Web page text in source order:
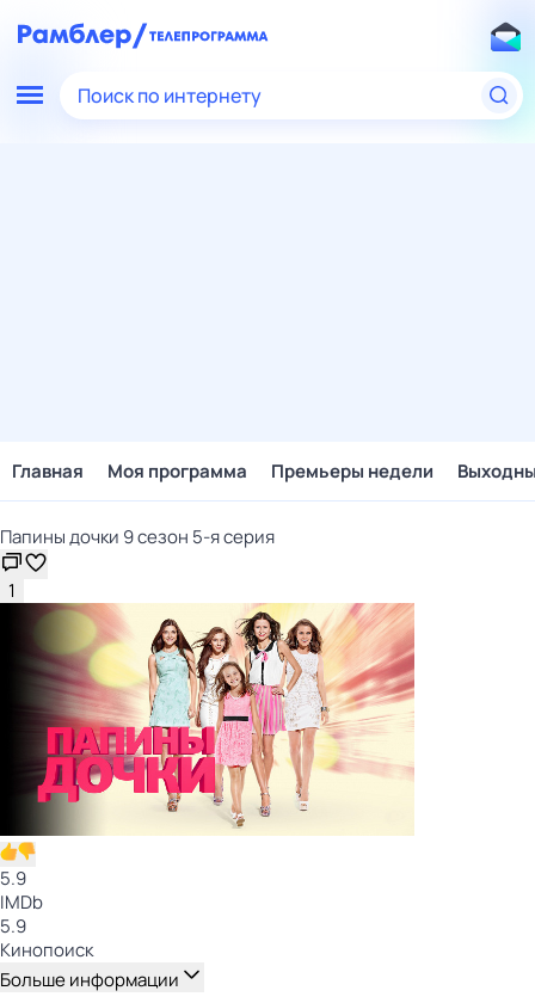
Поиск по интернету
Главная Моя программа Премьеры недели
Папины дочки 9 сезон 5-я серия
1
5.9
IMDb
5.9
Кинопоиск
Больше информации